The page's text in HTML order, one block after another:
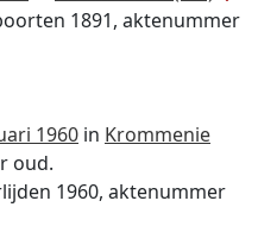
1891, aktenummer
1960 in Krommenie
oud.
1960, aktenummer